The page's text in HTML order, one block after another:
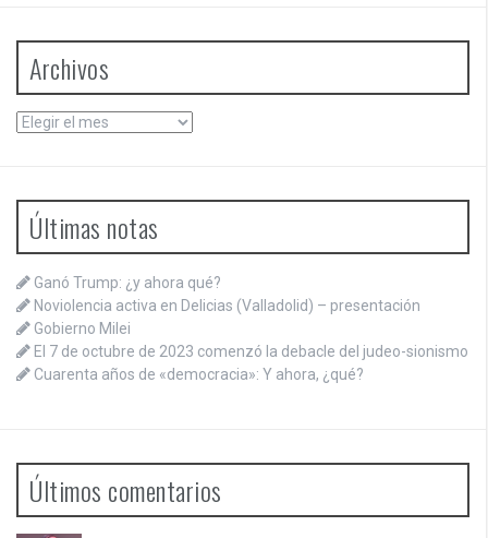
Archivos
Archivos
Últimas notas
Ganó Trump: ¿y ahora qué?
Noviolencia activa en Delicias (Valladolid) – presentación
Gobierno Milei
El 7 de octubre de 2023 comenzó la debacle del judeo-sionismo
Cuarenta años de «democracia»: Y ahora, ¿qué?
Últimos comentarios